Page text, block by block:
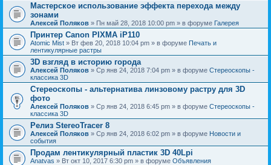
Мастерское использование эффекта перехода между
зонами
Алексей Поляков » Пн май 28, 2018 10:00 pm » в форуме Галерея
Принтер Canon PIXMA iP110
Atomic Mist » Вт фев 20, 2018 10:04 pm » в форуме Печать и
лентикулярные растры
3D взгляд в историю города
Алексей Поляков » Ср янв 24, 2018 7:04 pm » в форуме Стереоскопы -
классика 3D
Стереоскопы - альтернатива линзовому растру для 3D
фото
Алексей Поляков » Ср янв 24, 2018 6:45 pm » в форуме Стереоскопы -
классика 3D
Релиз StereoTracer 8
Алексей Поляков » Ср янв 24, 2018 6:02 pm » в форуме Новости и
события
Продам лентикулярный пластик 3D 40Lpi
Anatvas » Вт окт 10, 2017 6:30 pm » в форуме Объявления